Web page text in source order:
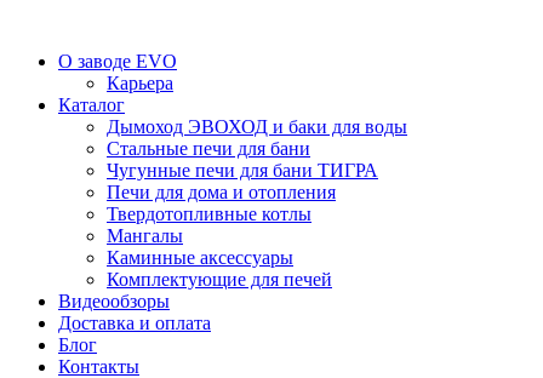
О заводе EVO
Карьера
Каталог
Дымоход ЭВОХОД и баки для воды
Стальные печи для бани
Чугунные печи для бани ТИГРА
Печи для дома и отопления
Твердотопливные котлы
Мангалы
Каминные аксессуары
Комплектующие для печей
Видеообзоры
Доставка и оплата
Блог
Контакты